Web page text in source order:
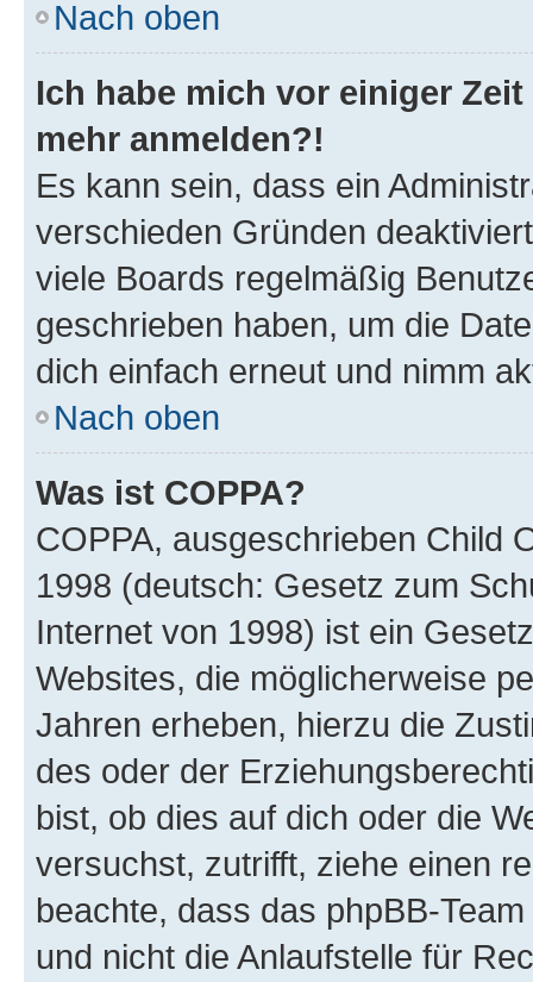
Nach oben
Ich habe mich vor einiger
mehr anmelden?!
Es kann sein, dass ein
verschieden Gründen
viele Boards regelmäßig
geschrieben haben, um die
dich einfach erneut und nimm
Nach oben
Was ist COPPA?
COPPA, ausgeschrieben Child
1998 (deutsch: Gesetz zum
Internet von 1998) ist ein
Websites, die möglicherweise
Jahren erheben, hierzu die
des oder der
bist, ob dies auf dich oder die
versuchst, zutrifft, ziehe einen
beachte, dass das phpBB-
und nicht die Anlaufstelle für